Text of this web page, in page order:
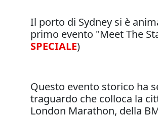
Il porto di Sydney si è
primo evento "Meet The
SPECIALE)
Questo evento storico ha
traguardo che colloca la
London Marathon, della